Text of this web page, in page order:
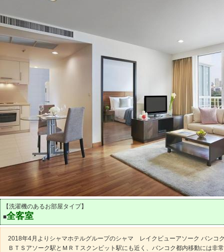
【洗濯機のあるお部屋タイプ】
■全客室
2018年4月よりシャマホテルグループのシャマ レイクビューアソーク バンコ
ＢＴＳアソーク駅とＭＲＴスクンビット駅にも近く、バンコク都内移動には非